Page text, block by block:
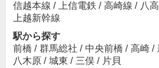
信越本線 / 上信電鉄 / 高崎線 / 八
上越新幹線
駅から探す
前橋 / 群馬総社 / 中央前橋 / 高崎 /
八木原 / 城東 / 三俣 / 片貝